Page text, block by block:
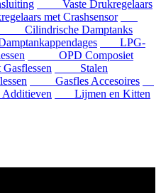
Vaste Drukregelaars
met Crashsensor
Cilindrische Damptanks
LPG-
OPD Composiet
Stalen
Gasfles Accesoires
Lijmen en Kitten